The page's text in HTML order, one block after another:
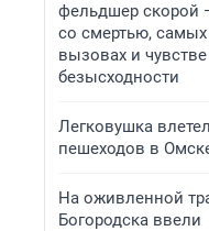
фельдшер скорой
со смертью,
вызовах и чувстве
безысходности
Легковушка
пешеходов в
На оживленной
Богородска ввели